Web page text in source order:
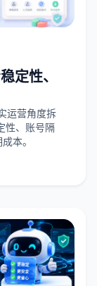
定性、
运营角度拆
性、账号隔
本。